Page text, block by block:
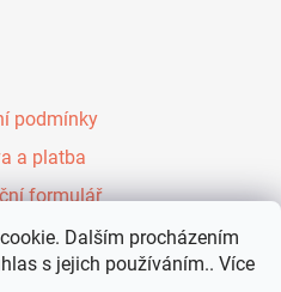
Dalším procházením
s jejich používáním.. Více
podmínky
a platba
formulář
Evy Kiedroňové
rodičů